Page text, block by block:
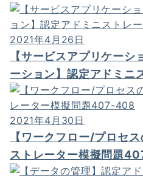
2021年4月26日
【サービスアプリケー
ーション】認定アドミニ
2021年4月30日
【ワークフロー/プロセ
ストレーター模擬問題